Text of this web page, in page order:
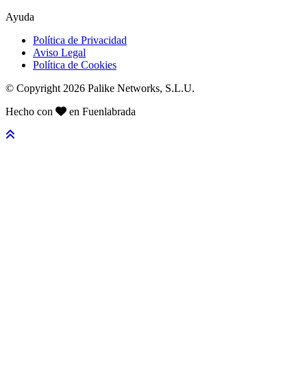
Ayuda
Política de Privacidad
Aviso Legal
Política de Cookies
© Copyright 2026 Palike Networks, S.L.U.
Hecho con
en Fuenlabrada